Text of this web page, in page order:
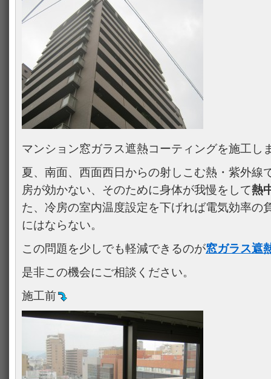
マンション窓ガラス遮熱コーティングを施工し
夏、南面、西面西日からの射しこむ熱・紫外線
房が効かない、そのために身体が我慢をして熱
た、冷房の室内温度設定を下げれば電気効率の
にはならない。
この問題を少しでも軽減できるのが窓ガラス遮
是非この機会にご相談ください。
施工前